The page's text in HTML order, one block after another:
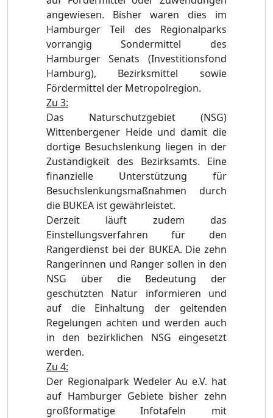
angewiesen. Bisher waren dies im
Hamburger Teil des Regionalparks
vorrangig Sondermittel des
Hamburger Senats (Investitionsfond
Hamburg),
Bezirksmittel sowie
Fördermittel der Metropolregion.
Zu 3:
Das Naturschutzgebiet (NSG)
Wittenbergener Heide und damit die
dortige Besuchslenkung liegen in der
Zuständigkeit des Bezirksamts. Eine
finanzielle Unterstützung für
Besuchslenkungsmaßnahmen durch
die BUKEA ist gewährleistet.
Derzeit läuft zudem das
Einstellungsverfahren für den
Rangerdienst bei der BUKEA. Die zehn
Rangerinnen und Ranger sollen in den
NSG über die Bedeutung der
geschützten Natur informieren und
auf die Einhaltung der geltenden
Regelungen achten und werden auch
in den bezirklichen NSG eingesetzt
werden.
Zu 4:
Der Regionalpark Wedeler Au e.V. hat
auf Hamburger Gebiete bisher zehn
großformatige Infotafeln mit